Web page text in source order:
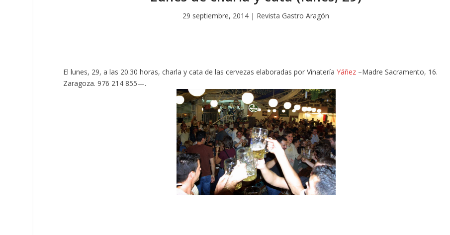
29 septiembre, 2014 | Revista Gastro Aragón
El lunes, 29, a las 20.30 horas, charla y cata de las cervezas elaboradas por VinateríaYáñez –Madre Sacramento, 16.
Zaragoza. 976 214 855—.